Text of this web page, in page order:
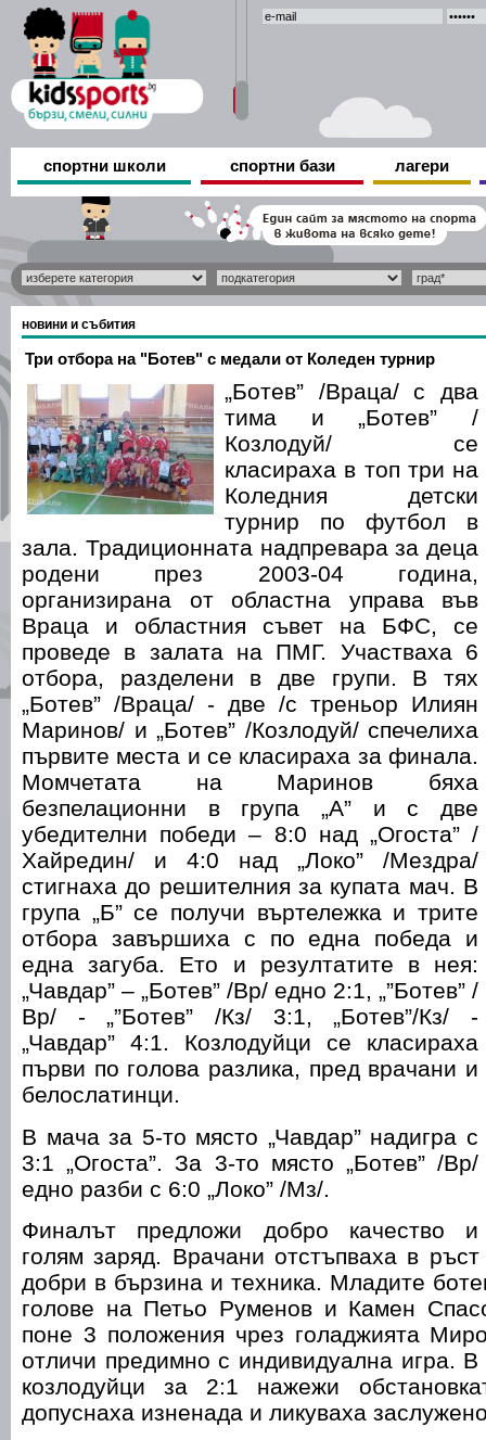
спортни школи спортни бази лагери
новини и събития
Три отбора на "Ботев" с медали от Коледен турнир
„Ботев” /Враца/ с два
тима и „Ботев” /
Козлодуй/ се
класираха в топ три на
Коледния детски
турнир по футбол в
зала. Традиционната надпревара за деца
родени през 2003-04 година,
организирана от областна управа във
Враца и областния съвет на БФС, се
проведе в залата на ПМГ. Участваха 6
отбора, разделени в две групи. В тях
„Ботев” /Враца/ - две /с треньор Илиян
Маринов/ и „Ботев” /Козлодуй/ спечелиха
първите места и се класираха за финала.
Момчетата на Маринов бяха
безпелационни в група „А” и с две
убедителни победи – 8:0 над „Огоста” /
Хайредин/ и 4:0 над „Локо” /Мездра/
стигнаха до решителния за купата мач. В
група „Б” се получи въртележка и трите
отбора завършиха с по една победа и
една загуба. Ето и резултатите в нея:
„Чавдар” – „Ботев” /Вр/ едно 2:1, „”Ботев” /
Вр/ - „”Ботев” /Кз/ 3:1, „Ботев”/Кз/ -
„Чавдар” 4:1. Козлодуйци се класираха
първи по голова разлика, пред врачани и
белослатинци.
В мача за 5-то място „Чавдар” надигра с
3:1 „Огоста”. За 3-то място „Ботев” /Вр/
едно разби с 6:0 „Локо” /Мз/.
Финалът предложи добро качество и
голям заряд. Врачани отстъпваха в
добри в бързина и техника. Младите
голове на Петьо Руменов и Камен
поне 3 положения чрез голаджията
отличи предимно с индивидуална игра. В
козлодуйци за 2:1 нажежи
допуснаха изненада и ликуваха